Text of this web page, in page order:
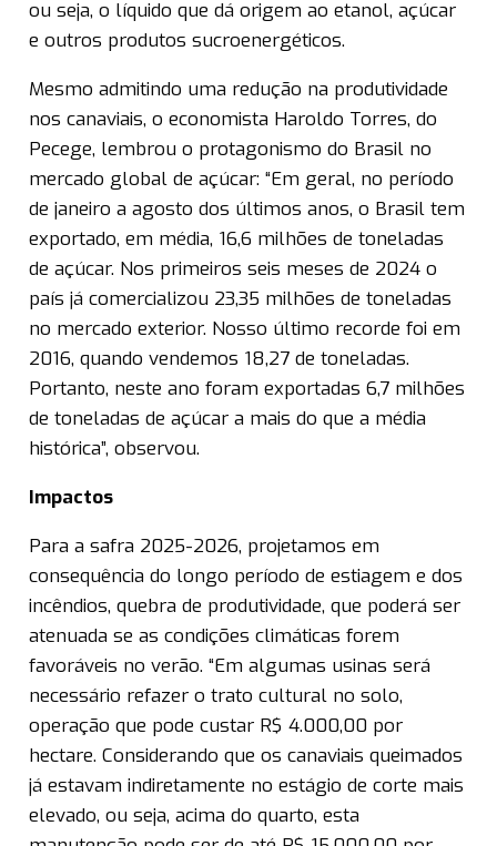
ou seja, o líquido que dá origem ao etanol, açúcar
e outros produtos sucroenergéticos.
Mesmo admitindo uma redução na produtividade
nos canaviais, o economista Haroldo Torres, do
Pecege, lembrou o protagonismo do Brasil no
mercado global de açúcar: “Em geral, no período
de janeiro a agosto dos últimos anos, o Brasil tem
exportado, em média, 16,6 milhões de toneladas
de açúcar. Nos primeiros seis meses de 2024 o
país já comercializou 23,35 milhões de toneladas
no mercado exterior. Nosso último recorde foi em
2016, quando vendemos 18,27 de toneladas.
Portanto, neste ano foram exportadas 6,7 milhões
de toneladas de açúcar a mais do que a média
histórica”, observou.
Impactos
Para a safra 2025-2026, projetamos em
consequência do longo período de estiagem e dos
incêndios, quebra de produtividade, que poderá ser
atenuada se as condições climáticas forem
favoráveis no verão. “Em algumas usinas será
necessário refazer o trato cultural no solo,
operação que pode custar R$ 4.000,00 por
hectare. Considerando que os canaviais queimados
já estavam indiretamente no estágio de corte mais
elevado, ou seja, acima do quarto, esta